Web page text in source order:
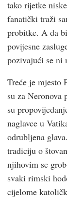
tako rijetke
fanatički traži
probitke. A da
povijesne
pozivajući se ni
Treće je mjesto
su za Neronova
su
naglavce u
odrubljena
tradiciju o
njihovim se
svaki rimski
cijelome